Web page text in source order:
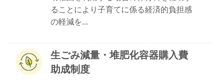
ることにより子育てに係る経済的負担感
の軽減を...
生ごみ減量・堆肥化容器購入費
助成制度